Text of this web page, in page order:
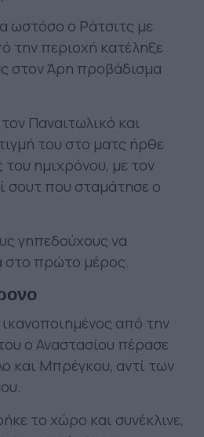
ωστόσο ο Ράτσιτς με
την περιοχή κατέληξε
στον Άρη προβάδισμα
Παναιτωλικό και
του στο ματς ήρθε
του ημιχρόνου, με τον
σουτ που σταμάτησε ο
γηπεδούχους να
στο πρώτο μέρος.
από την
ο Αναστασίου πέρασε
και Μπρέγκου, αντί των
το χώρο και συνέκλινε,